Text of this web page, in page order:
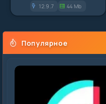
12.9.7 44 Mb
Популярное